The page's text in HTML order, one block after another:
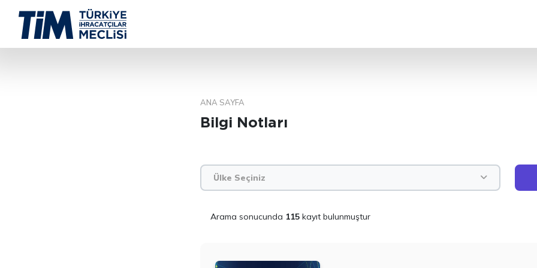
ANA SAYFA
Bilgi Notları
Ülke Seçiniz
Arama sonucunda 115 kayıt bulunmuştur